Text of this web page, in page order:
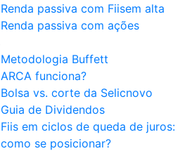
Renda passiva com Fiisem alta
Renda passiva com ações
Metodologia Buffett
ARCA funciona?
Bolsa vs. corte da Selicnovo
Guia de Dividendos
Fiis em ciclos de queda de juros:
como se posicionar?